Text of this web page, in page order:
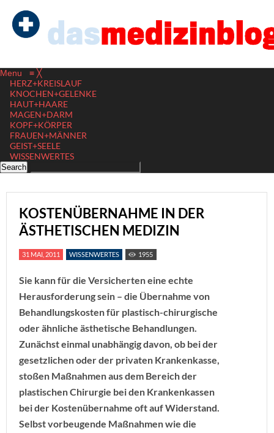
Menu ≡ ╳
HERZ+KREISLAUF
KNOCHEN+GELENKE
HAUT+HAARE
MAGEN+DARM
KOPF+KÖRPER
FRAUEN+MÄNNER
GEIST+SEELE
WISSENWERTES
KOSTENÜBERNAHME IN DER
ÄSTHETISCHEN MEDIZIN
31 MAI, 2011 WISSENWERTES 1955
Sie kann für die Versicherten eine echte
Herausforderung sein – die Übernahme von
Behandlungskosten für plastisch-chirurgische
oder ähnliche ästhetische Behandlungen.
Zunächst einmal unabhängig davon, ob bei der
gesetzlichen oder der privaten Krankenkasse,
stoßen Maßnahmen aus dem Bereich der
plastischen Chirurgie bei den Krankenkassen
bei der Kostenübernahme oft auf Widerstand.
Selbst vorbeugende Maßnahmen wie die